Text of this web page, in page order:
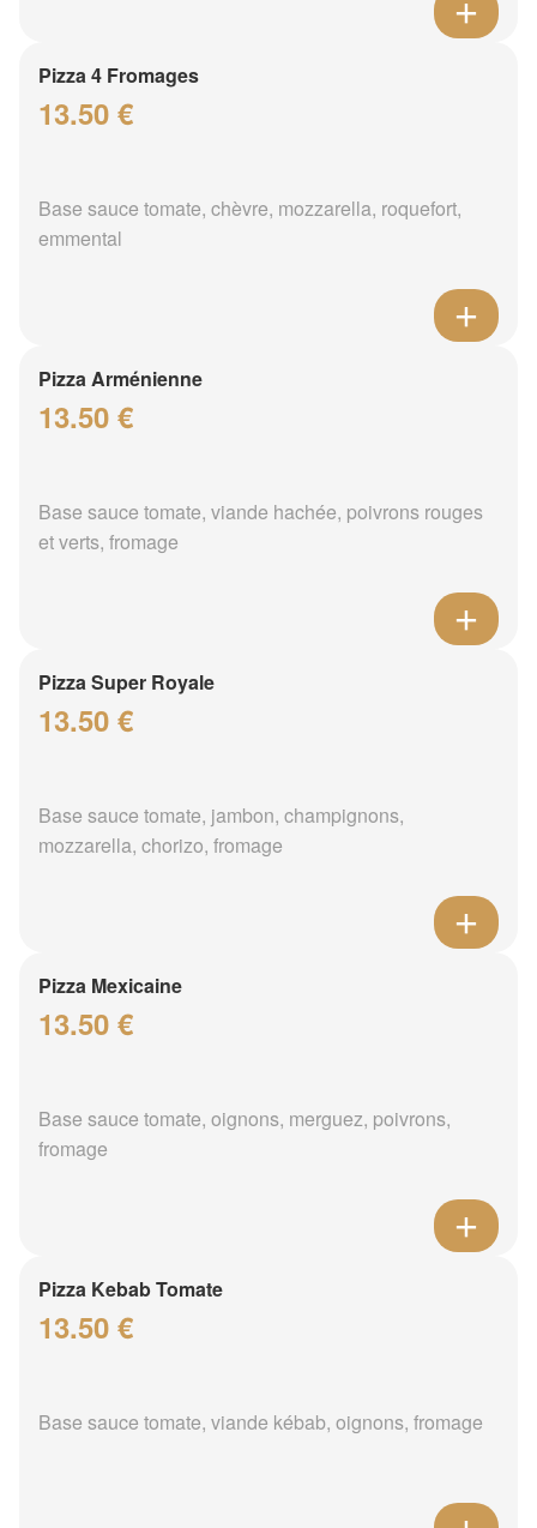
Pizza 4 Fromages
13.50 €
Base sauce tomate, chèvre, mozzarella, roquefort,
emmental
Pizza Arménienne
13.50 €
Base sauce tomate, viande hachée, poivrons rouges
et verts, fromage
Pizza Super Royale
13.50 €
Base sauce tomate, jambon, champignons,
mozzarella, chorizo, fromage
Pizza Mexicaine
13.50 €
Base sauce tomate, oignons, merguez, poivrons,
fromage
Pizza Kebab Tomate
13.50 €
Base sauce tomate, viande kébab, oignons, fromage